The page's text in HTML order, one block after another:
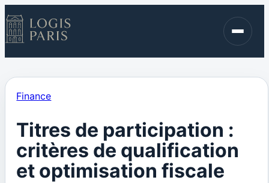
Immobilier
Contact
Finance
Titres de participation :
critères de qualification
et optimisation fiscale